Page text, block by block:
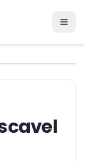
❯